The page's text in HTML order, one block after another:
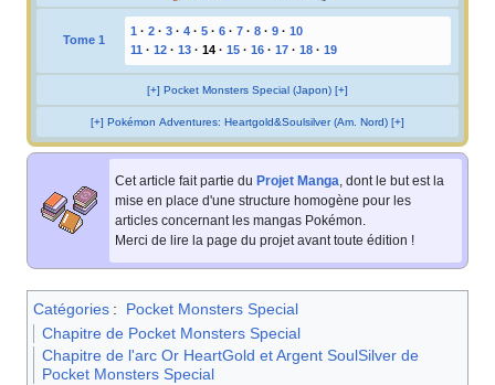
Tome 1
1 · 2 · 3 · 4 · 5 · 6 · 7 · 8 · 9 · 10
11 · 12 · 13 · 14 · 15 · 16 · 17 · 18 · 19
[+] Pocket Monsters Special (Japon) [+]
[+] Pokémon Adventures: Heartgold&Soulsilver (Am. Nord) [+]
Cet article fait partie du Projet Manga , dont le but est la
mise en place d'une structure homogène pour les
articles concernant les mangas Pokémon.
Merci de lire la page du projet avant toute édition !
Catégories :
Pocket Monsters Special
Chapitre de Pocket Monsters Special
Chapitre de l'arc Or HeartGold et Argent SoulSilver de
Pocket Monsters Special